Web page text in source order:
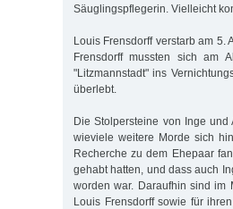
Säuglingspflegerin. Vielleicht
Louis Frensdorff verstarb am 5.
Frensdorff mussten sich am
"Litzmannstadt" ins
überlebt.
Die Stolpersteine von Inge
wieviele weitere Morde sich
Recherche zu dem Ehepaar
gehabt hatten, und dass auch
worden war. Daraufhin sind im
Louis Frensdorff sowie für